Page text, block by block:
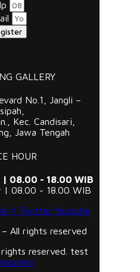
GALLERY
No.1, Jangli –
Kec. Candisari,
Jawa Tengah
HOUR
| 08.00 - 18.00 WIB
| 08.00 - 18.00 WIB
f Twitter Youtube
All rights reserved
reserved. test